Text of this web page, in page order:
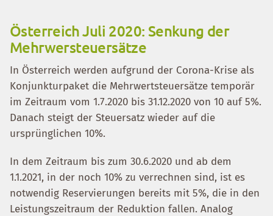
Österreich Juli 2020: Senkung der
Mehrwersteuersätze
In Österreich werden aufgrund der Corona-Krise als
Konjunkturpaket die Mehrwertsteuersätze temporär
im Zeitraum vom 1.7.2020 bis 31.12.2020 von 10 auf 5%.
Danach steigt der Steuersatz wieder auf die
ursprünglichen 10%.
In dem Zeitraum bis zum 30.6.2020 und ab dem
1.1.2021, in der noch 10% zu verrechnen sind, ist es
notwendig Reservierungen bereits mit 5%, die in den
Leistungszeitraum der Reduktion fallen. Analog